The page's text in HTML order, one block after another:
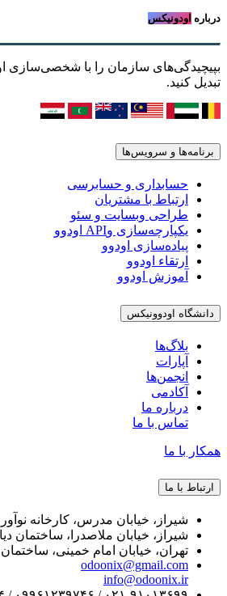
درباره اودونیکس
بپیچیدگی‌های سازمان را با شخصی‌سازی
تبدیل کنید.
برنامه‌ها و سرویس‌ها
حسابداری و حسابرسی
ارتباط با مشتریان
طراحی وبسایت و سئو
یکپارچه‌سازی وAPI اودوو
پیاده‌سازی اودوو
ارتقاء اودوو
آموزش اودوو
دانشگاه اودوونیکس
بلاگ‌ها
آپارات
انجمن‌ها
آکادمی
درباره ما
تماس با ما
همکار با ما
ارتباط با ما
شیراز، خیابان مدرس، کارخانه
شیراز، خیابان ملاصدرا، ساختمان
تهران، خیابان امام خمینی، ساختمان
odoonix@gmail.com
info@odoonix.ir